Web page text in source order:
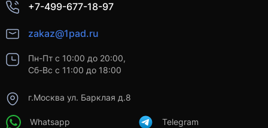
+7-499-677-18-97
zakaz@1pad.ru
Пн-Пт с 10:00 до 20:00,
Сб-Вс с 11:00 до 18:00
г.Москва ул. Барклая д.8
Whatsapp Telegram